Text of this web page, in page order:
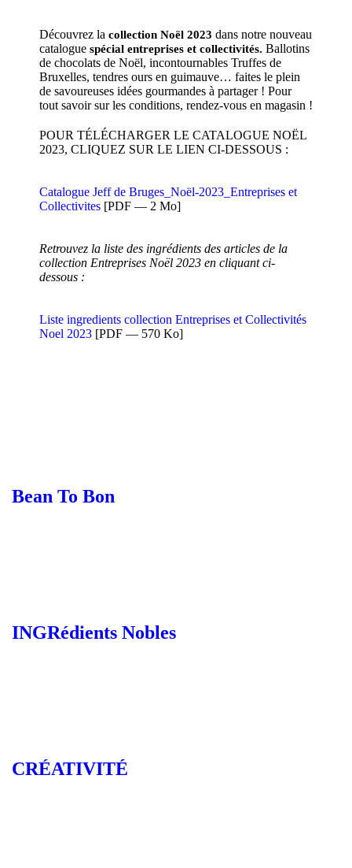
Découvrez la collection Noël 2023 dans notre nouveau
catalogue spécial entreprises et collectivités. Ballotins
de chocolats de Noël, incontournables Truffes de
Bruxelles, tendres ours en guimauve… faites le plein
de savoureuses idées gourmandes à partager ! Pour
tout savoir sur les conditions, rendez-vous en magasin !
POUR TÉLÉCHARGER LE CATALOGUE NOËL
2023, CLIQUEZ SUR LE LIEN CI-DESSOUS :
Catalogue Jeff de Bruges_Noël-2023_Entreprises et
Collectivites [PDF — 2 Mo]
Retrouvez la liste des ingrédients des articles de la
collection Entreprises Noël 2023 en cliquant ci-
dessous :
Liste ingredients collection Entreprises et Collectivités
Noel 2023 [PDF — 570 Ko]
Bean To Bon
INGRédients Nobles
CRÉATIVITÉ